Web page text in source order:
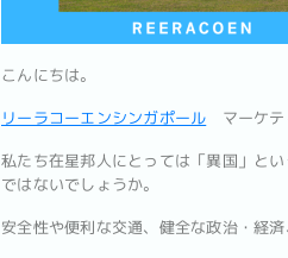
こんにちは。
リーラコーエンシンガポール マーケテ
私たち在星邦人にとっては「異国」と
ではないでしょうか。
安全性や便利な交通、健全な政治・経